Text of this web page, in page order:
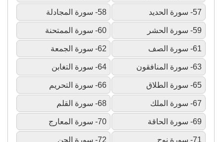
57- سورة الحديد 58- سورة المجادلة
59- سورة الحشر 60- سورة الممتحنة
61- سورة الصف 62- سورة الجمعة
63- سورة المنافقون 64- سورة التغابن
65- سورة الطلاق 66- سورة التحريم
67- سورة الملك 68- سورة القلم
69- سورة الحاقة 70- سورة المعارج
71- سورة نوح 72- سورة الجن